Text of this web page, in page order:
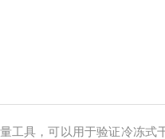
工具，可以用于验证冷冻式